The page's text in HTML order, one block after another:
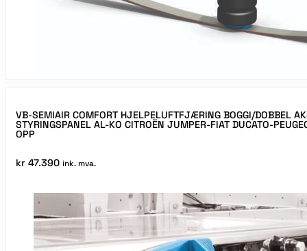
VB-SEMIAIR COMFORT HJELPELUFTFJÆRING BOGGI/DOBBEL
STYRINGSPANEL AL-KO CITROËN JUMPER-FIAT DUCATO-
OPP
kr 47.390 ink. mva.